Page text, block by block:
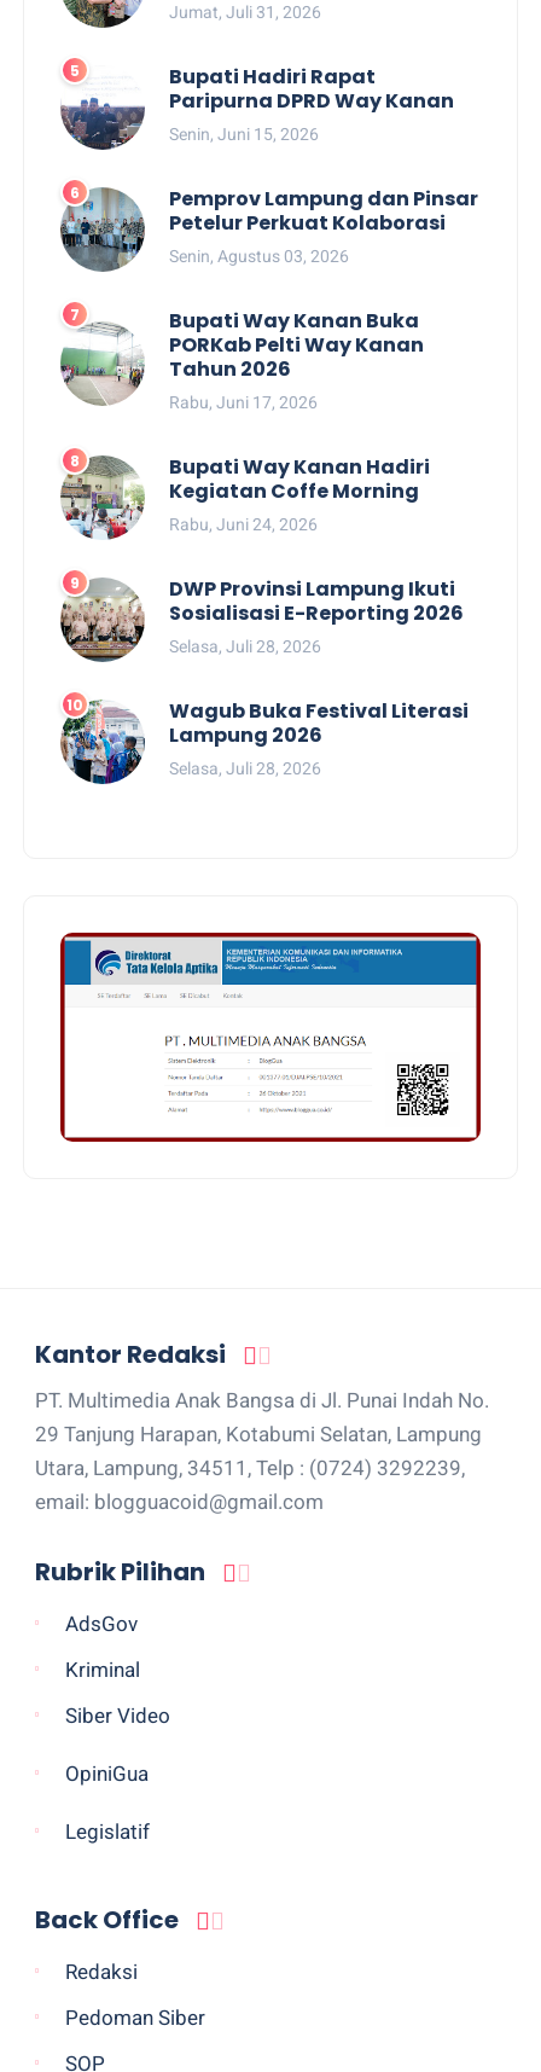
Jumat, Juli 31, 2026
Bupati Hadiri Rapat
Paripurna DPRD Way Kanan
Senin, Juni 15, 2026
Pemprov Lampung dan Pinsar
Petelur Perkuat Kolaborasi
Senin, Agustus 03, 2026
Bupati Way Kanan Buka
PORKab Pelti Way Kanan
Tahun 2026
Rabu, Juni 17, 2026
Bupati Way Kanan Hadiri
Kegiatan Coffe Morning
Rabu, Juni 24, 2026
DWP Provinsi Lampung Ikuti
Sosialisasi E-Reporting 2026
Selasa, Juli 28, 2026
Wagub Buka Festival Literasi
Lampung 2026
Selasa, Juli 28, 2026
Kantor Redaksi
PT. Multimedia Anak Bangsa di Jl. Punai Indah No.
29 Tanjung Harapan, Kotabumi Selatan, Lampung
Utara, Lampung, 34511, Telp : (0724) 3292239,
email: blogguacoid@gmail.com
Rubrik Pilihan
AdsGov
Kriminal
Siber Video
OpiniGua
Legislatif
Back Office
Redaksi
Pedoman Siber
SOP